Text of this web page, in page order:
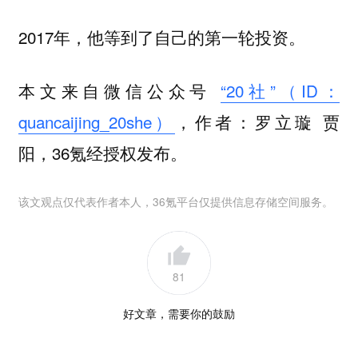
2017年，他等到了自己的第一轮投资。
本文来自微信公众号 “20社”（ID：
quancaijing_20she）
，作者：罗立璇 贾
阳，36氪经授权发布。
该文观点仅代表作者本人，36氪平台仅提供信息存储空间服务。
81
好文章，需要你的鼓励